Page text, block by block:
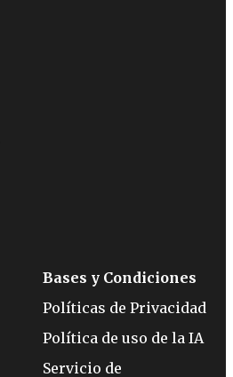
Bases y Condiciones
Políticas de Privacidad
Política de uso de la IA
Servicio de